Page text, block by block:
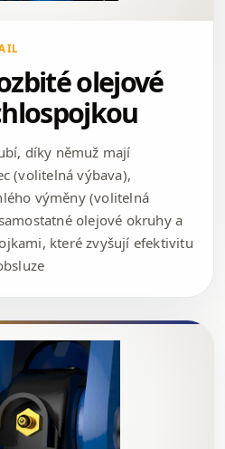
olejové
díky němuž mají
(volitelná výbava),
výměny (volitelná
olejové okruhy a
které zvyšují efektivitu